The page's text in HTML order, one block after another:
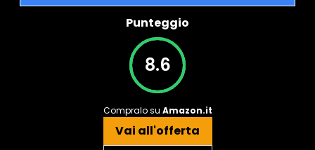
Punteggio
8.6
Compralo su Amazon.it
Vai all'offerta